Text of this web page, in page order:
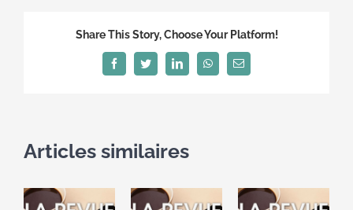
2017
Share This Story, Choose Your Platform!
FacebookTwitterLinkedInWhatsAppEmail
Articles similaires